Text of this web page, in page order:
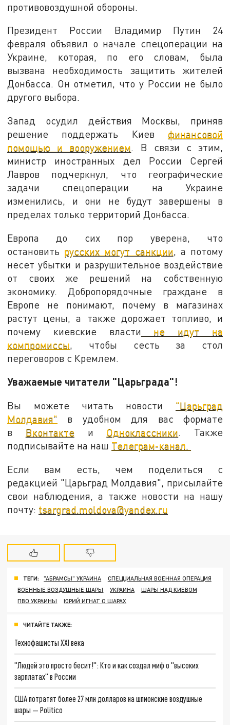
противовоздушной обороны.
Президент России Владимир Путин 24
февраля объявил о начале спецоперации на
Украине, которая, по его словам, была
вызвана необходимость защитить жителей
Донбасса. Он отметил, что у России не было
другого выбора.
Запад осудил действия Москвы, приняв
решение поддержать Киев финансовой
помощью и вооружением. В связи с этим,
министр иностранных дел России Сергей
Лавров подчеркнул, что географические
задачи спецоперации на Украине
изменились, и они не будут завершены в
пределах только территорий Донбасса.
Европа до сих пор уверена, что
остановить русских могут санкции , а потому
несет убытки и разрушительное воздействие
от своих же решений на собственную
экономику. Добропорядочные граждане в
Европе не понимают, почему в магазинах
растут цены, а также дорожает топливо, и
почему киевские власти не идут на
компромиссы , чтобы сесть за стол
переговоров с Кремлем.
Уважаемые читатели "Царьграда"!
Вы можете читать новости "Царьград
Молдавия" в удобном для вас формате
в Вконтактеи Одноклассники. Также
подписывайте на наш Телеграм-канал.
Если вам есть, чем поделиться с
редакцией "Царьград Молдавия", присылайте
свои наблюдения, а также новости на нашу
почту: tsargrad.moldova@yandex.ru
ТЕГИ: "АБРАМСЫ" УКРАИНА
СПЕЦЦИАЛЬНАЯ ВОЕННАЯ ОПЕРАЦИЯ
ВОЕННЫЕ ВОЗДУШНЫЕ ШАРЫ
УКРАИНА
ШАРЫ НАД КИЕВОМ
ПВО УКРАИНЫ
ЮРИЙ ИГНАТ О ШАРАХ
ЧИТАЙТЕ ТАКЖЕ:
Технофашисты XXI века
"Людей это просто бесит!": Кто и как создал миф о "высоких
зарплатах" в России
США потратят более 27 млн долларов на шпионские воздушные
шары — Politico